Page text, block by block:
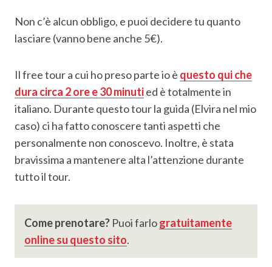
Non c’è alcun obbligo, e puoi decidere tu quanto
lasciare (vanno bene anche 5€).
Il free tour a cui ho preso parte io è questo qui che
dura circa 2 ore e 30 minutied è totalmente in
italiano. Durante questo tour la guida (Elvira nel mio
caso) ci ha fatto conoscere tanti aspetti che
personalmente non conoscevo. Inoltre, è stata
bravissima a mantenere alta l’attenzione durante
tutto il tour.
Come prenotare? Puoi farlogratuitamente
online su questo sito.